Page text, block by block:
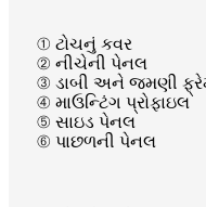
① ટોચનું કવર
② નીચેની પેનલ
③ ડાબી અને જમણી
④ માઉન્ટિંગ પ્રોફાઇલ
⑤ સાઇડ પેનલ
⑥ પાછળની પેનલ